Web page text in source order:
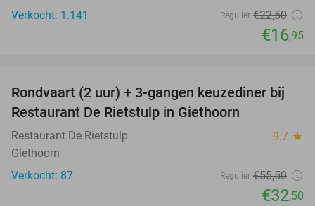
Verkocht: 1.141
Regulier €22,50
€16,95
41%
Rondvaart (2 uur) + 3-gangen keuzediner bij
Restaurant De Rietstulp in Giethoorn
Restaurant De Rietstulp 9.7 star
Giethoorn
Verkocht: 87
Regulier €55,50
€32,50